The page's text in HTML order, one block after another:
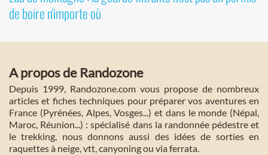
de boire n'importe où
A propos de Randozone
Depuis 1999, Randozone.com vous propose de nombreux
articles et fiches techniques pour préparer vos aventures en
France (Pyrénées, Alpes, Vosges...) et dans le monde (Népal,
Maroc, Réunion...) : spécialisé dans la randonnée pédestre et
le trekking, nous donnons aussi des idées de sorties en
raquettes à neige, vtt, canyoning ou via ferrata.